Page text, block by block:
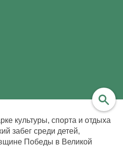
найти
культуры, спорта и отдыха
забег среди детей,
Победы в Великой